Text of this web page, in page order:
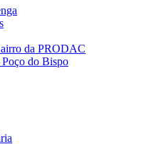
da PRODAC
do Bispo